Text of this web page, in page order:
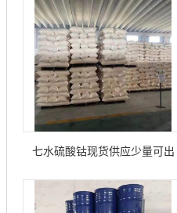
七水硫酸钴现货供应少量可出